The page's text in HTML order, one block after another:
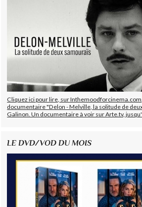
Cliquez ici pour lire, sur
documentaire "Delon - Melville, la solitude de
Galinon. Un documentaire à voir sur Arte.tv,
LE DVD/VOD DU MOIS